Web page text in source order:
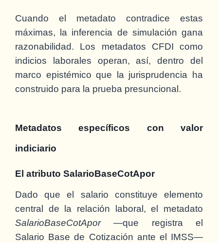
Cuando el metadato contradice estas
máximas, la inferencia de simulación gana
razonabilidad. Los metadatos CFDI como
indicios laborales operan, así, dentro del
marco epistémico que la jurisprudencia ha
construido para la prueba presuncional.
Metadatos específicos con valor
indiciario
El atributo SalarioBaseCotApor
Dado que el salario constituye elemento
central de la relación laboral, el metadato
SalarioBaseCotApor—que registra el
Salario Base de Cotización ante el IMSS—